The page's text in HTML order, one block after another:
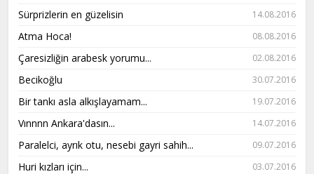
Sürprizlerin en güzelisin 14.08.2016
Atma Hoca! 08.08.2016
Çaresizliğin arabesk yorumu... 02.08.2016
Becikoğlu 30.07.2016
Bir tankı asla alkışlayamam... 19.07.2016
Vınnnn Ankara'dasın... 14.07.2016
Paralelci, ayrık otu, nesebi gayri sahih... 09.07.2016
Huri kızları için... 03.07.2016